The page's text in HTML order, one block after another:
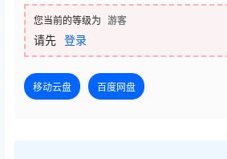
您当前的等级为 游客
请先 登录
移动云盘 百度网盘